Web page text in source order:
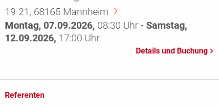
19-21, 68165 Mannheim
Montag, 07.09.2026, 08:30 Uhr - Samstag,
12.09.2026, 17:00 Uhr
Referenten